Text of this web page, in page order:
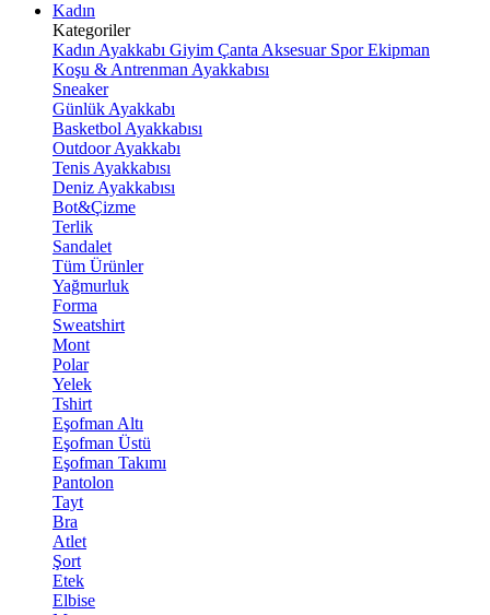
Kadın
Kategoriler
Kadın Ayakkabı Giyim Çanta Aksesuar Spor Ekipman
Koşu & Antrenman Ayakkabısı
Sneaker
Günlük Ayakkabı
Basketbol Ayakkabısı
Outdoor Ayakkabı
Tenis Ayakkabısı
Deniz Ayakkabısı
Bot&Çizme
Terlik
Sandalet
Tüm Ürünler
Yağmurluk
Forma
Sweatshirt
Mont
Polar
Yelek
Tshirt
Eşofman Altı
Eşofman Üstü
Eşofman Takımı
Pantolon
Tayt
Bra
Atlet
Şort
Etek
Elbise